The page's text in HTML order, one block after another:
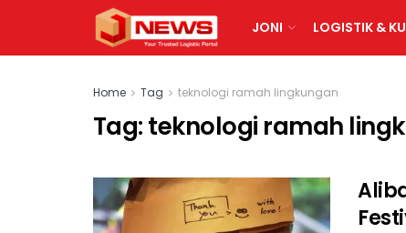
JONI LOGISTIK &
Home Tag teknologi ramah lingkungan
Tag:teknologi ramah